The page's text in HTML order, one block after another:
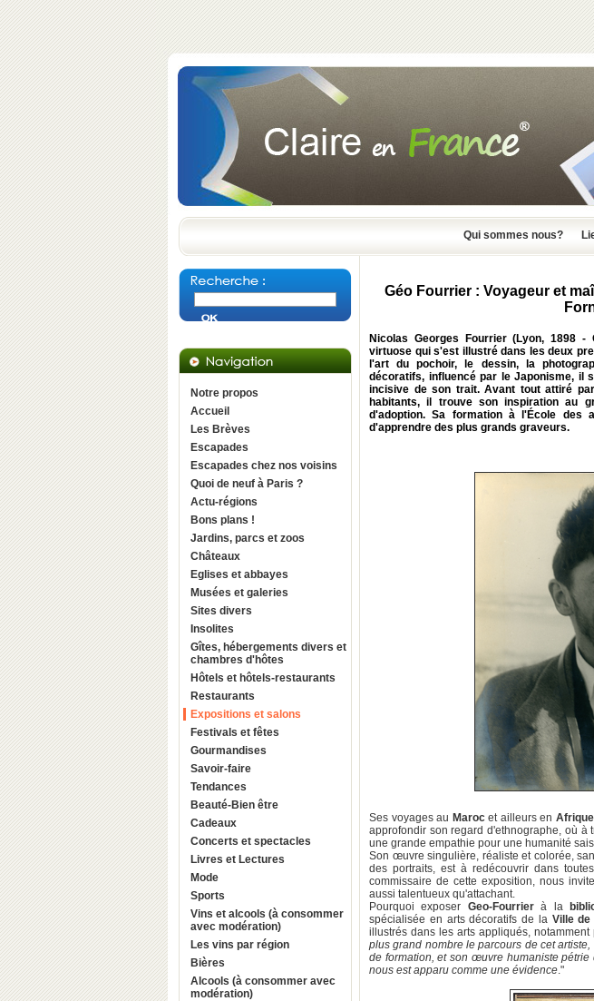
Qui sommes nous?
Notre propos
Accueil
Les Brèves
Escapades
Escapades chez nos voisins
Quoi de neuf à Paris ?
Actu-régions
Bons plans !
Jardins, parcs et zoos
Châteaux
Eglises et abbayes
Musées et galeries
Sites divers
Insolites
Gîtes, hébergements divers et
chambres d'hôtes
Hôtels et hôtels-restaurants
Restaurants
Expositions et salons
Festivals et fêtes
Gourmandises
Savoir-faire
Tendances
Beauté-Bien être
Cadeaux
Concerts et spectacles
Livres et Lectures
Mode
Sports
Vins et alcools (à consommer
avec modération)
Les vins par région
Bières
Alcools (à consommer avec
modération)
Géo Fourrier : Voyageur et
Nicolas Georges Fourrier (Lyon, 1898 -
virtuose qui s'est illustré dans les deux
l'art du pochoir, le dessin, la
décoratifs, influencé par le Japonisme, il
incisive de son trait. Avant tout attiré
habitants, il trouve son inspiration au
d'adoption. Sa formation à l'École
d'apprendre des plus grands graveurs.
Ses voyages au Marocet ailleurs en Afrique
approfondir son regard d'ethnographe, où à
une grande empathie pour une humanité
Son œuvre singulière, réaliste et colorée,
des portraits, est à redécouvrir dans
commissaire de cette exposition, nous
aussi talentueux qu'attachant.
Pourquoi exposer Geo-Fourrierà la
spécialisée en arts décoratifs de la Ville de
illustrés dans les arts appliqués,
plus grand nombre le parcours de cet
de formation, et son œuvre humaniste
nous est apparu comme une évidence."